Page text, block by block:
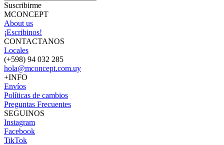
Suscribirme
MCONCEPT
About us
¡Escribinos!
CONTACTANOS
Locales
(+598) 94 032 285
hola@mconcept.com.uy
+INFO
Envíos
Políticas de cambios
Preguntas Frecuentes
SEGUINOS
Instagram
Facebook
TikTok